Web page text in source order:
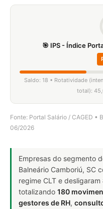
🎯 IPS - Índice
Saldo: 18 • Rotatividade
total):
Fonte: Portal Salário / CAGED •
06/2026
Empresas do segmento
Balneário Camboriú, SC
regime CLT e desligaram
totalizando 180
gestores de RH,